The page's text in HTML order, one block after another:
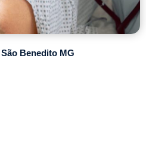
Benedito MG